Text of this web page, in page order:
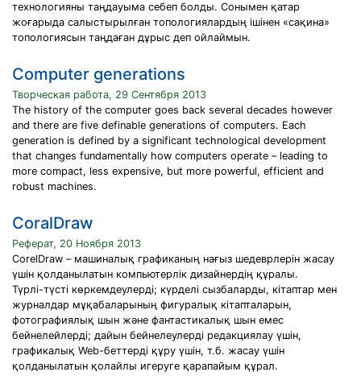
технологияны таңдауыма себеп болды. Сонымен қатар
жоғарыда салыстырылған топологиялардың ішінен «сақина»
топологиясын таңдаған дұрыс деп ойлаймын.
Computer generations
Творческая работа, 29 Сентября 2013
The history of the computer goes back several decades however
and there are five definable generations of computers. Each
generation is defined by a significant technological development
that changes fundamentally how computers operate – leading to
more compact, less expensive, but more powerful, efficient and
robust machines.
CoralDraw
Реферат, 20 Ноября 2013
СorelDraw – машиналық графиканың нағыз шедеврлерін жасау
үшін қолданылатын компьютерлік дизайнердің құралы.
Түрлі-түсті көркемдеулерді; күрделі сызбаларды, кітаптар мен
журналдар мұқабаларының фигуралық кітапталарын,
фотографиялық шын және фантастикалық шын емес
бейнелейлерді; дайын бейнелеулерді редакциялау үшін,
графикалық Web-беттерді құру үшін, т.б. жасау үшін
қолданылатын қолайлы игеруге қарапайым құрал.